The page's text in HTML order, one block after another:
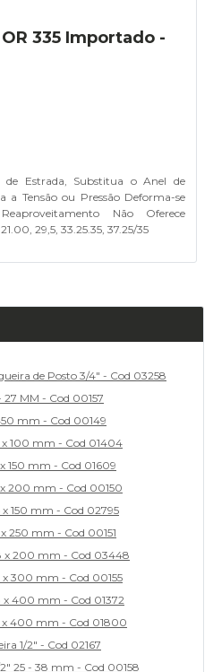
335 Importado -
Estrada, Substitua o Anel de
a Tensão ou Pressão Deforma-se
Não Oferece
29,5, 33.25.35, 37.25/35
de Posto 3/4" - Cod 03258
27 MM - Cod 00157
mm - Cod 00149
100 mm - Cod 01404
150 mm - Cod 01609
200 mm - Cod 00150
150 mm - Cod 02795
250 mm - Cod 00151
x 200 mm - Cod 03448
300 mm - Cod 00155
400 mm - Cod 01372
x 400 mm - Cod 01800
1/2" - Cod 02167
25 - 38 mm - Cod 00158